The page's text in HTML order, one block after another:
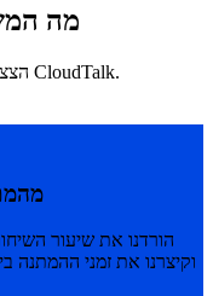
מה
הצצה אל מאחורי הקלעים מלקוחות אמיתיים של CloudTalk.
מהמתנה של 20